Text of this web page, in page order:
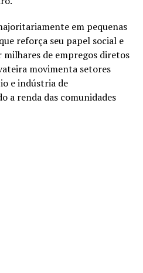
em pequenas
reforça seu papel social e
milhares de empregos diretos
movimenta setores
e indústria de
a renda das comunidades